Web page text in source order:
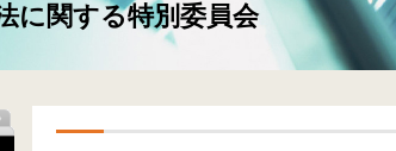
に関する特別委員会